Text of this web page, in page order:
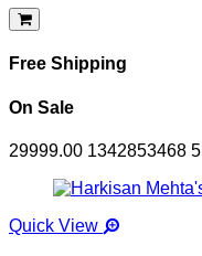
Free Shipping
On Sale
29999.00 1342853468 5
Quick View